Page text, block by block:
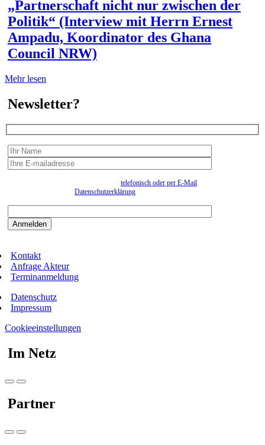
„Partnerschaft nicht nur zwischen der
Politik“ (Interview mit Herrn Ernest
Ampadu, Koordinator des Ghana
Council NRW)
Mehr lesen
Newsletter?
telefonisch oder per E-Mail
Datenschutzerklärung
Kontakt
Anfrage Akteur
Terminanmeldung
Datenschutz
Impressum
Cookieeinstellungen
Im Netz
Partner